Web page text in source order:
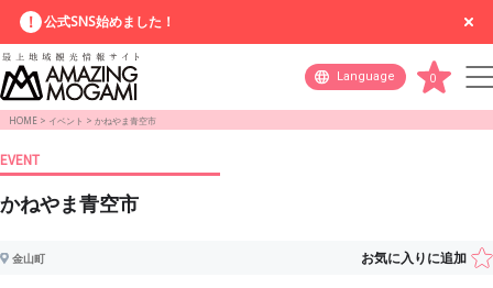
公式SNS始めました！
Language 0
HOME > イベント > かねやま青空市
EVENT
かねやま青空市
金山町 お気に入りに追加